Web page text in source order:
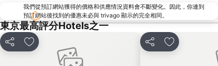
築地魚市場
御台場 (台場)
Kawasaki Station
東京迪士尼海洋
太陽城
Nippori Station
Tachikawa Station
Gotanda Station
我們從預訂網站獲得的價格和供應情況資料會不斷變化。因此，你連到
預訂網站後找到的優惠未必與 trivago 顯示的完全相同。
東京最高評分Hotels之一
分享 放到收藏夾 分享 放到收藏夾